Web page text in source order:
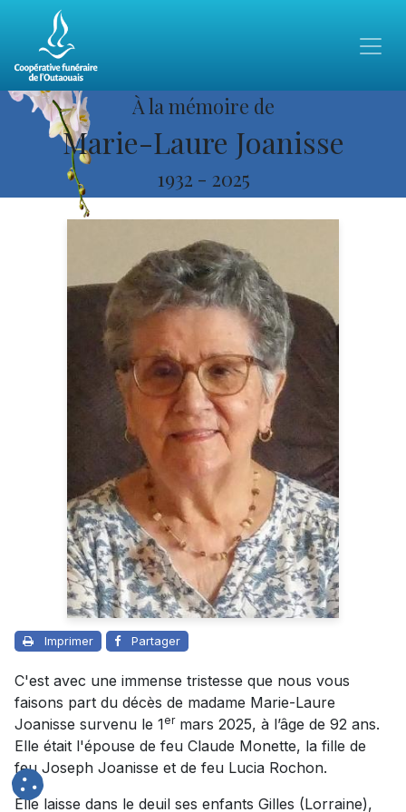
À la mémoire de
Marie-Laure Joanisse
1932 - 2025
Imprimer Partager
C'est avec une immense tristesse que nous vous
faisons part du décès de madame Marie-Laure
Joanisse survenu le 1ermars 2025, à l’âge de 92 ans.
Elle était l'épouse de feu Claude Monette, la fille de
feu Joseph Joanisse et de feu Lucia Rochon.
Elle laisse dans le deuil ses enfants Gilles (Lorraine),